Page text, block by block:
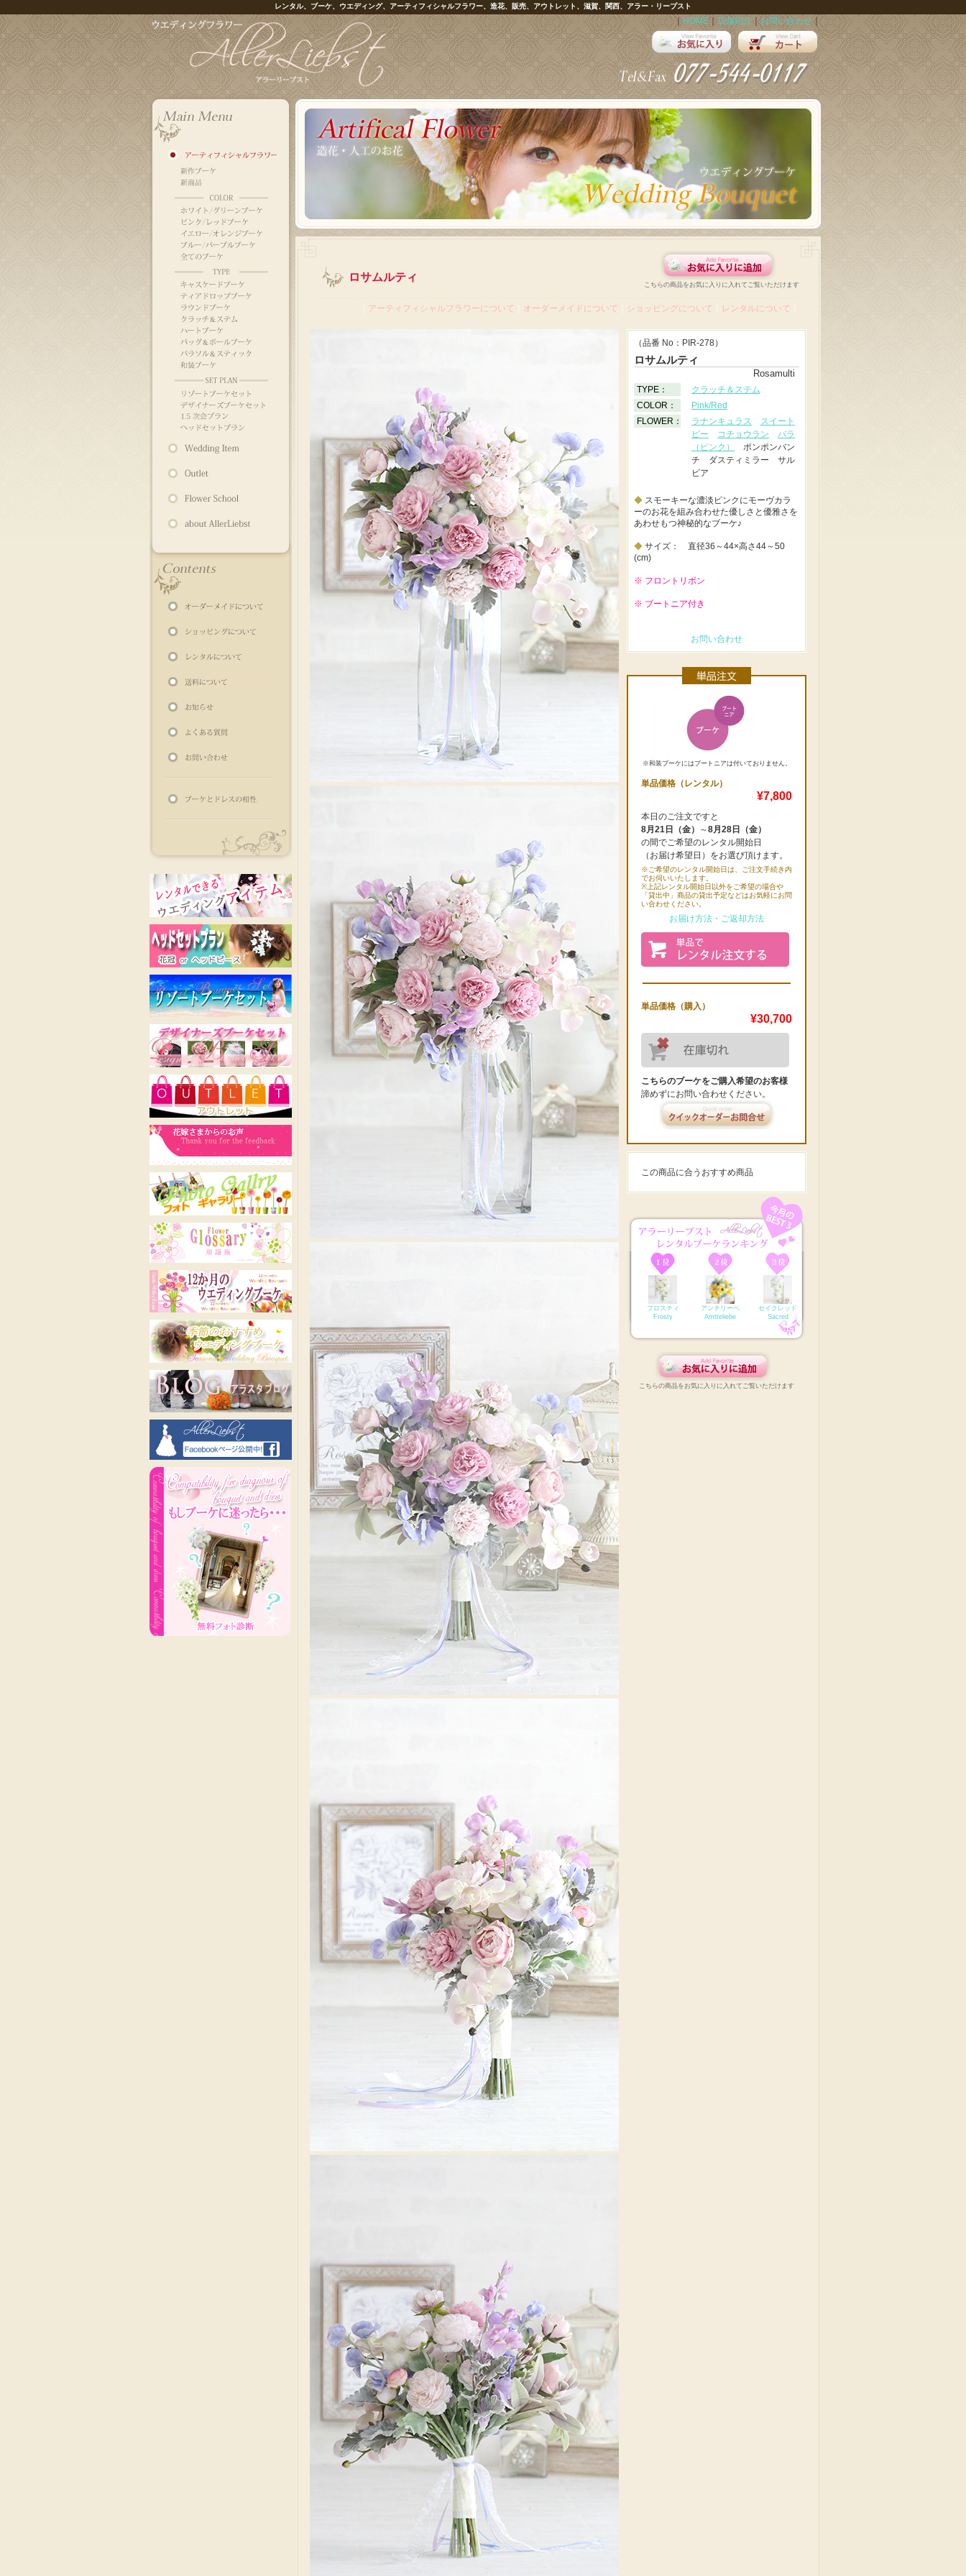
レンタル、ブーケ、ウエディング、アーティフィシャルフラワー、造花、販売、アウトレット、滋賀、関西、アラー・リープスト
｜ HOME｜ 店舗紹介 ｜お問い合わせ｜
こちらの商品をお気に入りに入れてご覧いただけます
ロサムルティ
アーティフィシャルフラワーについて オーダーメイドについて ショッピングについて レンタルについて
（品番 No：PIR-278）
ロサムルティ
Rosamulti
TYPE：
クラッチ＆ステム
COLOR：
Pink/Red
FLOWER：
ラナンキュラス
スイート
ピー
コチョウラン
バラ
（ピンク）
ポンポンバン
チ ダスティミラー サル
ビア
◆ スモーキーな濃淡ピンクにモーヴカラ
ーのお花を組み合わせた優しさと優雅さを
あわせもつ神秘的なブーケ♪
◆ サイズ： 直径36～44×高さ44～50
(cm)
※ フロントリボン
※ ブートニア付き
お問い合わせ
※和装ブーケにはブートニアは付いておりません。
単品価格（レンタル）
¥7,800
本日のご注文ですと
8月21日（金）
～8月28日（金）
の間でご希望のレンタル開始日
（お届け希望日）をお選び頂けます。
※ご希望のレンタル開始日は、ご注文手続き内
でお伺いいたします。
※上記レンタル開始日以外をご希望の場合や
「貸出中」商品の貸出予定などはお気軽にお問
い合わせください。
お届け方法・ご返却方法
単品価格（購入）
¥30,700
こちらのブーケをご購入希望のお客様
諦めずにお問い合わせください。
この商品に合うおすすめ商品
フロスティ
Frosty
アンテリーベ
Amtteliebe
セイクレッド
Sacred
こちらの商品をお気に入りに入れてご覧いただけます